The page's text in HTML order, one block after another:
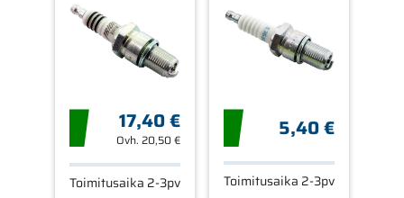
17,40 €
Ovh. 20,50 €
Toimitusaika 2-3pv
5,40 €
Toimitusaika 2-3pv